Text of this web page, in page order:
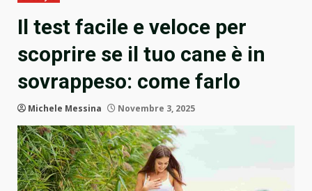
Il test facile e veloce per
scoprire se il tuo cane è in
sovrappeso: come farlo
Michele Messina Novembre 3, 2025